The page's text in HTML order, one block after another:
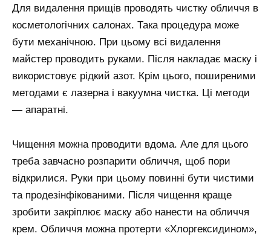
Для видалення прищів проводять чистку обличчя в
косметологічних салонах. Така процедура може
бути механічною. При цьому всі видалення
майстер проводить руками. Після накладає маску і
використовує рідкий азот. Крім цього, поширеними
методами є лазерна і вакуумна чистка. Ці методи
— апаратні.
Чищення можна проводити вдома. Але для цього
треба завчасно розпарити обличчя, щоб пори
відкрилися. Руки при цьому повинні бути чистими
та продезінфікованими. Після чищення краще
зробити закріплює маску або нанести на обличчя
крем. Обличчя можна протерти «Хлоргексидином»,